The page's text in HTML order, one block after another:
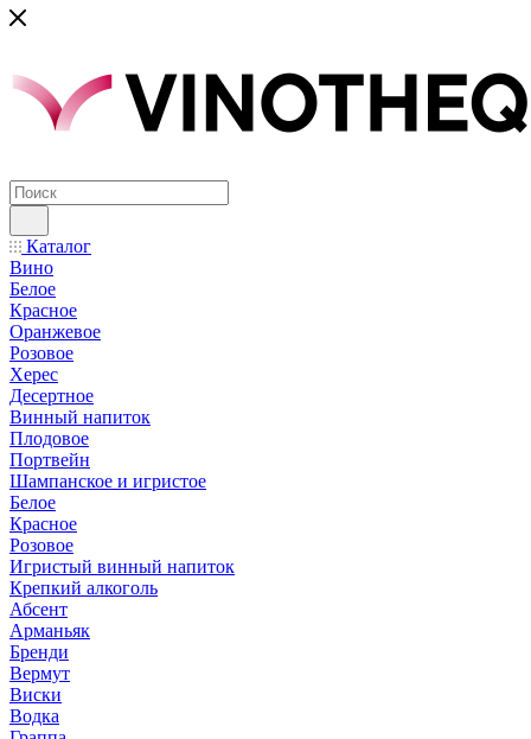
Каталог
Вино
Белое
Красное
Оранжевое
Розовое
Херес
Десертное
Винный напиток
Плодовое
Портвейн
Шампанское и игристое
Белое
Красное
Розовое
Игристый винный напиток
Крепкий алкоголь
Абсент
Арманьяк
Бренди
Вермут
Виски
Водка